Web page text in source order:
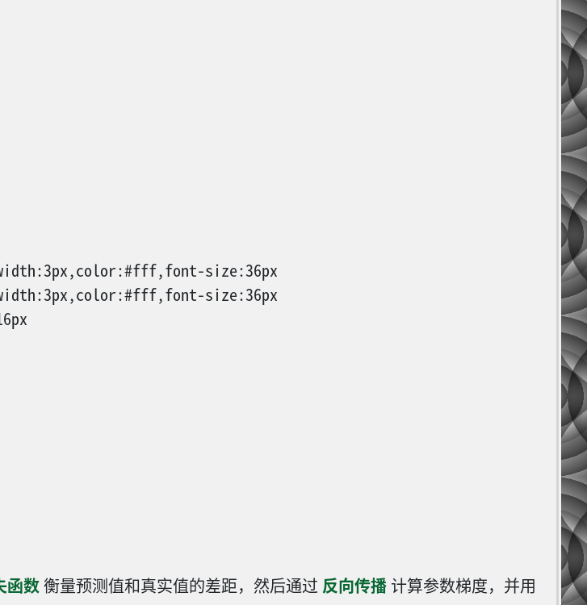
(shifted right)
size:36px
size:36px
函数衡量预测值和真实值的差距，然后通过 反向传播 计算参数梯度，并用